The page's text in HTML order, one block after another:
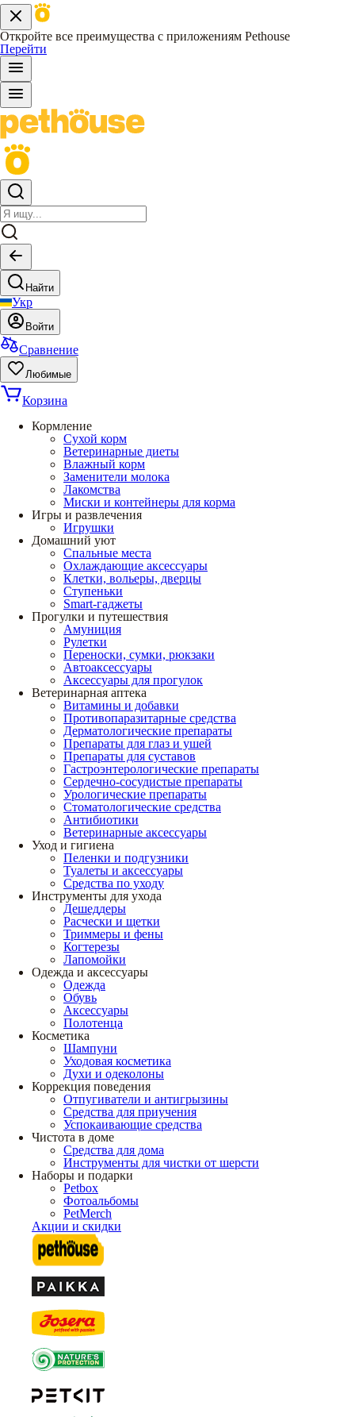
Откройте все преимущества с приложениям Pethouse
Перейти
Найти
Укр
Войти
Сравнение
Любимые
Корзина
Кормление
Сухой корм
Ветеринарные диеты
Влажный корм
Заменители молока
Лакомства
Миски и контейнеры для корма
Игры и развлечения
Игрушки
Домашний уют
Спальные места
Охлаждающие аксессуары
Клетки, вольеры, дверцы
Ступеньки
Smart-гаджеты
Прогулки и путешествия
Амуниция
Рулетки
Переноски, сумки, рюкзаки
Автоаксессуары
Аксессуары для прогулок
Ветеринарная аптека
Витамины и добавки
Противопаразитарные средства
Дерматологические препараты
Препараты для глаз и ушей
Препараты для суставов
Гастроэнтерологические препараты
Сердечно-сосудистые препараты
Урологические препараты
Стоматологические средства
Антибиотики
Ветеринарные аксессуары
Уход и гигиена
Пеленки и подгузники
Туалеты и аксессуары
Средства по уходу
Инструменты для ухода
Дешеддеры
Расчески и щетки
Триммеры и фены
Когтерезы
Лапомойки
Одежда и аксессуары
Одежда
Обувь
Аксессуары
Полотенца
Косметика
Шампуни
Уходовая косметика
Духи и одеколоны
Коррекция поведения
Отпугиватели и антигрызины
Средства для приучения
Успокаивающие средства
Чистота в доме
Средства для дома
Инструменты для чистки от шерсти
Наборы и подарки
Petbox
Фотоальбомы
PetMerch
Акции и скидки